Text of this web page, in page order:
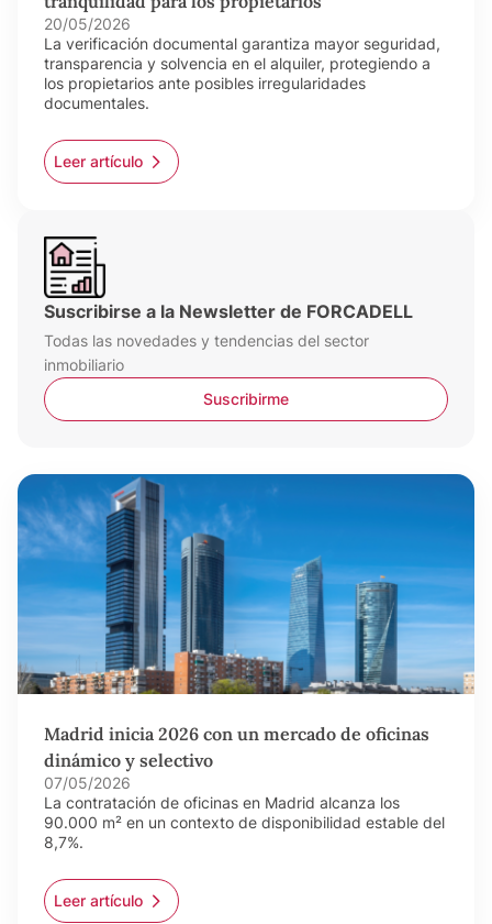
20/05/2026
La verificación documental garantiza mayor seguridad,
transparencia y solvencia en el alquiler, protegiendo a
los propietarios ante posibles irregularidades
documentales.
Leer artículo
Suscribirse a la Newsletter de FORCADELL
Todas las novedades y tendencias del sector
inmobiliario
Suscribirme
Madrid inicia 2026 con un mercado de oficinas
dinámico y selectivo
07/05/2026
La contratación de oficinas en Madrid alcanza los
90.000 m² en un contexto de disponibilidad estable del
8,7%.
Leer artículo